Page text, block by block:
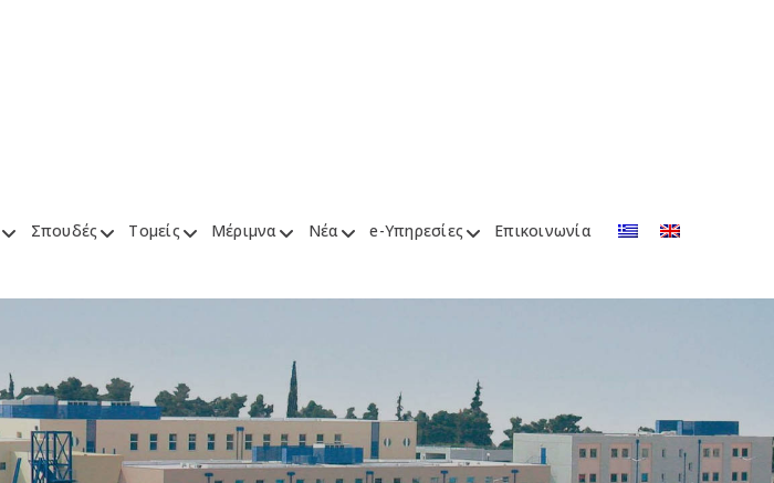
Σπουδές Τομείς Μέριμνα Νέα e-Υπηρεσίες Επικοινωνία